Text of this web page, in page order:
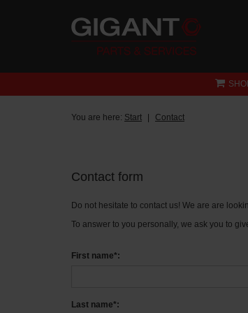
You are here: Start Contact
Contact form
Do not hesitate to contact us! We are are
To answer to you personally, we ask you to
First name*:
Last name*: